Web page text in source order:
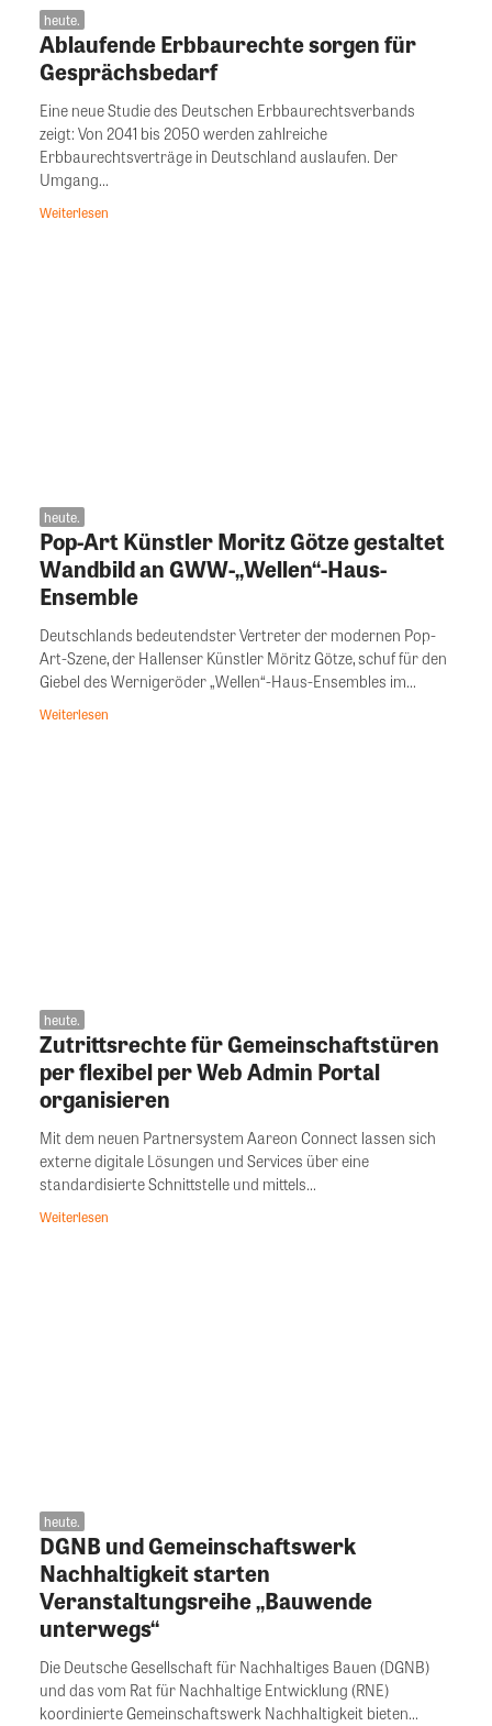
heute.
Ablaufende Erbbaurechte sorgen für
Gesprächsbedarf
Eine neue Studie des Deutschen Erbbaurechtsverbands
zeigt: Von 2041 bis 2050 werden zahlreiche
Erbbaurechtsverträge in Deutschland auslaufen. Der
Umgang...
Weiterlesen
heute.
Pop-Art Künstler Moritz Götze gestaltet
Wandbild an GWW-„Wellen“-Haus-
Ensemble
Deutschlands bedeutendster Vertreter der modernen Pop-
Art-Szene, der Hallenser Künstler Möritz Götze, schuf für den
Giebel des Wernigeröder „Wellen“-Haus-Ensembles im...
Weiterlesen
heute.
Zutrittsrechte für Gemeinschaftstüren
per flexibel per Web Admin Portal
organisieren
Mit dem neuen Partnersystem Aareon Connect lassen sich
externe digitale Lösungen und Services über eine
standardisierte Schnittstelle und mittels...
Weiterlesen
heute.
DGNB und Gemeinschaftswerk
Nachhaltigkeit starten
Veranstaltungsreihe „Bauwende
unterwegs“
Die Deutsche Gesellschaft für Nachhaltiges Bauen (DGNB)
und das vom Rat für Nachhaltige Entwicklung (RNE)
koordinierte Gemeinschaftswerk Nachhaltigkeit bieten...